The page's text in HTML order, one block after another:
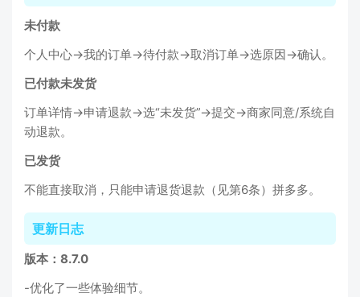
未付款
个人中心→我的订单→待付款→取消订单→选原因→确认。
已付款未发货
订单详情→申请退款→选“未发货”→提交→商家同意/系统自
动退款。
已发货
不能直接取消，只能申请退货退款（见第6条）拼多多。
更新日志
版本：8.7.0
-优化了一些体验细节。